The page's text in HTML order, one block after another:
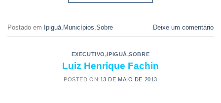
Postado em Ipiguá Municípios Sobre Deixe um comentário
EXECUTIVO, IPIGUÁ,SOBRE
Luiz Henrique Fachin
POSTED ON 13 DE MAIO DE 2013